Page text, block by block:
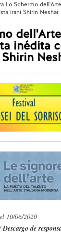
Lo Schermo
iraní Shirin Neshat
inédita
10/06/2020
Descargo de